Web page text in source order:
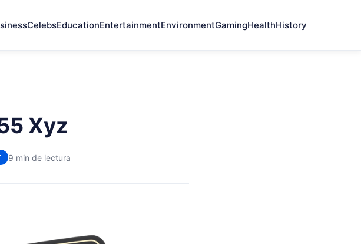
CelebsEducationEntertainmentEnvironmentGamingHealthHistory
Xyz
9 min de lectura